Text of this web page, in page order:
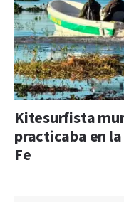
Kitesurfista
practicaba en
Fe